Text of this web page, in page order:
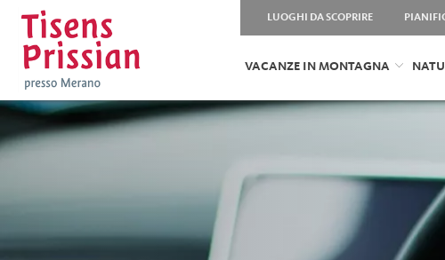
LUOGHI DA SCOPRIRE
VACANZE IN MONTAGNA